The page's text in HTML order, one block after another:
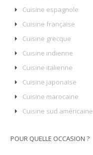
Cuisine espagnole
Cuisine française
Cuisine grecque
Cuisine indienne
Cuisine italienne
Cuisine japonaise
Cuisine marocaine
Cuisine sud américaine
POUR QUELLE OCCASION ?